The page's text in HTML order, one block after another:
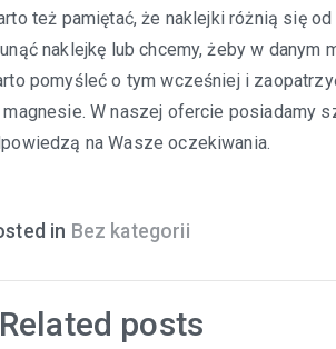
też pamiętać, że naklejki różnią się
naklejkę lub chcemy, żeby w
pomyśleć o tym wcześniej i
magnesie. W naszej ofercie posiadamy
na Wasze oczekiwania.
in Bez kategorii
Related posts